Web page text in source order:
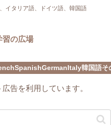
イタリア語、ドイツ語、韓国語
習の広場
SpanishGermanItaly韓国語そ
告を利用しています。